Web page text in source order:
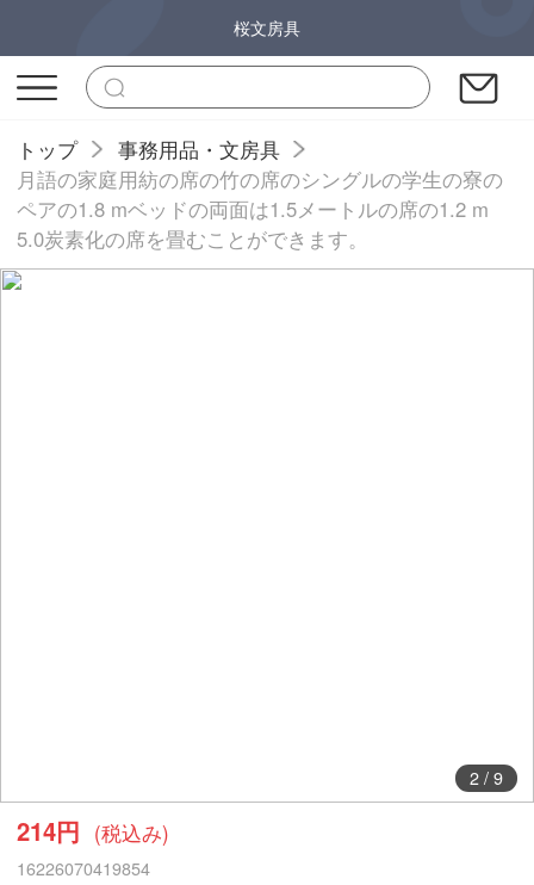
桜文房具
トップ
事務用品・文房具
月語の家庭用紡の席の竹の席のシングルの学生の寮の
ペアの1.8 mベッドの両面は1.5メートルの席の1.2 m
5.0炭素化の席を畳むことができます。
2/ 9
214円 (税込み)
16226070419854